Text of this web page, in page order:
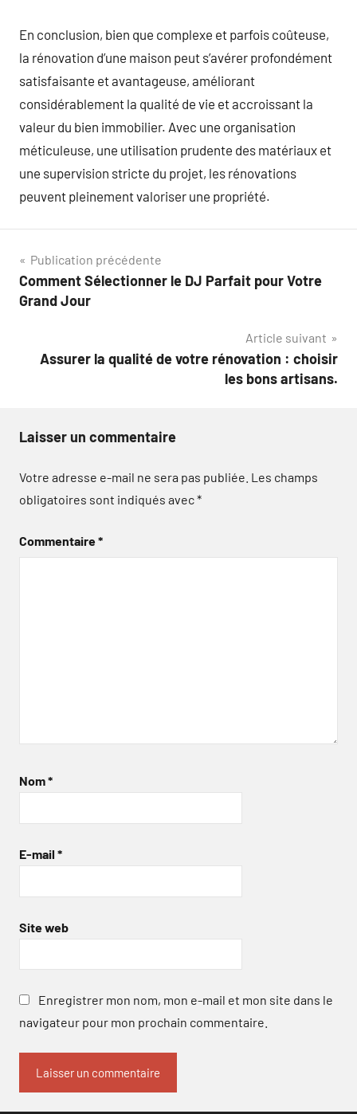
En conclusion, bien que complexe et parfois coûteuse,
la rénovation d’une maison peut s’avérer profondément
satisfaisante et avantageuse, améliorant
considérablement la qualité de vie et accroissant la
valeur du bien immobilier. Avec une organisation
méticuleuse, une utilisation prudente des matériaux et
une supervision stricte du projet, les rénovations
peuvent pleinement valoriser une propriété.
Navigation
de
Publication précédente
Comment Sélectionner le DJ Parfait pour Votre
Grand Jour
Article suivant
Assurer la qualité de votre rénovation : choisir
les bons artisans.
Laisser un commentaire
Votre adresse e-mail ne sera pas publiée. Les champs
obligatoires sont indiqués avec*
Commentaire*
Nom*
E-mail *
Site web
Enregistrer mon nom, mon e-mail et mon site dans le
navigateur pour mon prochain commentaire.